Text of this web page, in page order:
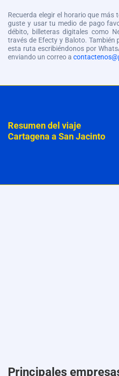
Recuerda elegir el horario que más
guste y usar tu medio de pago
débito, billeteras digitales como
través de Efecty y Baloto. También
esta ruta escribiéndonos por
enviando un correo a
Resumen del viaje
Cartagena a San Jacinto
Principales